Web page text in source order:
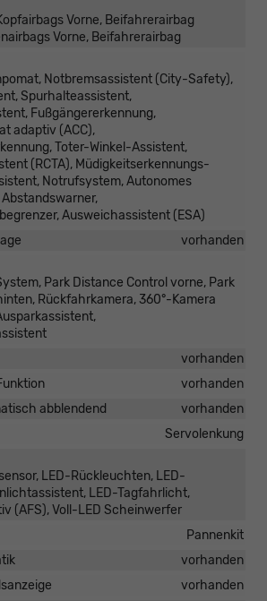
Vorne, Beifahrerairbag
Vorne, Beifahrerairbag
Notbremsassistent (City-Safety),
Spurhalteassistent,
Fußgängererkennung,
adaptiv (ACC),
Toter-Winkel-Assistent,
(RCTA), Müdigkeitserkennungs-
Notrufsystem, Autonomes
Ausweichassistent (ESA)
vorhanden
Park Distance Control vorne, Park
Rückfahrkamera, 360°-Kamera
vorhanden
vorhanden
abblendend
vorhanden
Servolenkung
LED-Rückleuchten, LED-
LED-Tagfahrlicht,
(AFS), Voll-LED Scheinwerfer
Pannenkit
vorhanden
vorhanden